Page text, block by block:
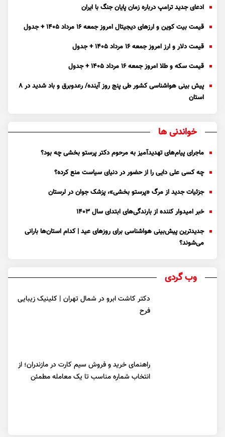
ادعای جدید ترامپ درباره زمان پایان جنگ با ایران
قیمت بیت کوین و ارز‌های دیجیتال امروز جمعه ۱۶ مرداد ۱۴۰۵ + جدول
قیمت دلار و ارز امروز جمعه ۱۶ مرداد ۱۴۰۵ + جدول
قیمت سکه و طلا امروز جمعه ۱۶ مرداد ۱۴۰۵ + جدول
پیش بینی هواشناسی کشور طی پنج روز آینده/ رعدوبرق و باد شدید در ۸
استان
خواندنی ها
ماجرای پیام‌های تهدیدآمیز به مرحوم دکتر پرستو بخشی چه بود؟
چه کسی علی دایی را از حضور در دنیای سیاست منع کرده؟
جزئیات جدید از مرگ «پرستو بخشی»، پزشک جوان در لرستان
خبر امیدوار کننده از بارندگی‌های ابتدای سال ۱۴۰۳
جدیدترین پیش‌بینی هواشناسی برای روزهای عید | کدام استان‌ها بارانی
می‌شوند؟
وب گردی
دکتر کاشت ابرو در شمال تهران | کلینیک زیبایی
فرح
راهنمای خرید و فروش سیم کارت در مازندران؛ از
انتخاب شماره مناسب تا یک معامله مطمئن